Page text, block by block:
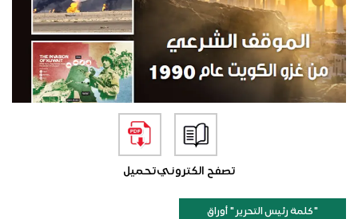
تصفح الكترونيتحميل
"كلمة رئيس التحرير " أوراق